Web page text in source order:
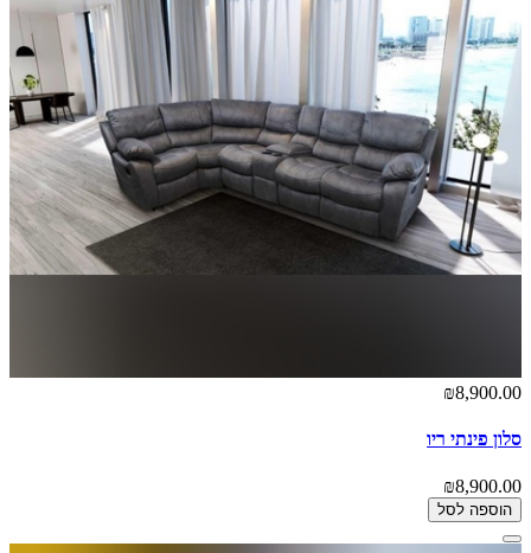
₪8,900.00
סלון פינתי ריו
₪8,900.00
הוספה לסל